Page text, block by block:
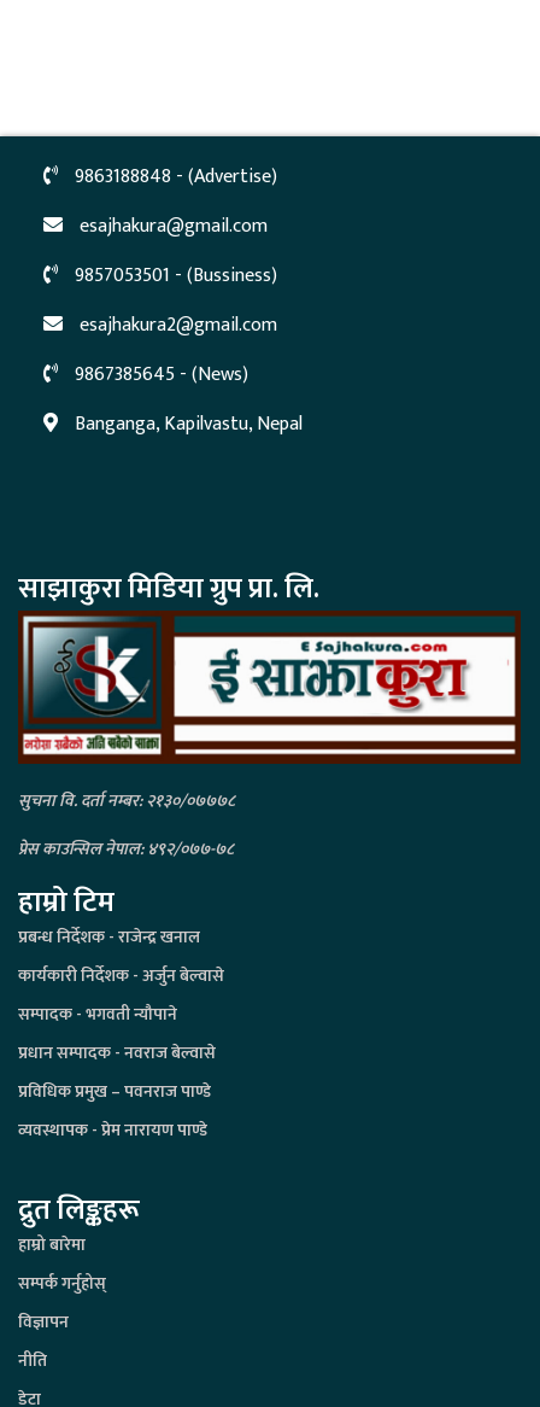
9863188848 - (Advertise)
esajhakura@gmail.com
9857053501 - (Bussiness)
esajhakura2@gmail.com
9867385645 - (News)
Banganga, Kapilvastu, Nepal
साझाकुरा मिडिया ग्रुप प्रा. लि.
सुचना वि. दर्ता नम्बर: २१३०/०७७७८
प्रेस काउन्सिल नेपाल: ४९२/०७७-७८
हाम्रो टिम
प्रबन्ध निर्देशक - राजेन्द्र खनाल
कार्यकारी निर्देशक - अर्जुन बेल्वासे
सम्पादक - भगवती न्यौपाने
प्रधान सम्पादक - नवराज बेल्वासे
प्रविधिक प्रमुख – पवनराज पाण्डे
व्यवस्थापक - प्रेम नारायण पाण्डे
द्रुत लिङ्कहरू
हाम्रो बारेमा
सम्पर्क गर्नुहोस्
विज्ञापन
नीति
डेटा